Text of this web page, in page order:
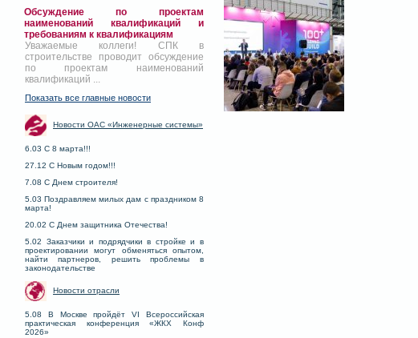
Обсуждение по проектам
наименований квалификаций и
требованиям к квалификациям
Уважаемые коллеги! СПК в
строительстве проводит обсуждение
по проектам наименований
квалификаций ...
Показать все главные новости
Новости ОАС «Инженерные системы»
6.03 С 8 марта!!!
27.12 С Новым годом!!!
7.08 С Днем строителя!
5.03 Поздравляем милых дам с праздником 8
марта!
20.02 С Днем защитника Отечества!
5.02 Заказчики и подрядчики в стройке и в
проектировании могут обменяться опытом,
найти партнеров, решить проблемы в
законодательстве
Новости отрасли
5.08 В Москве пройдёт VI Всероссийская
практическая конференция «ЖКХ Конф
2026»